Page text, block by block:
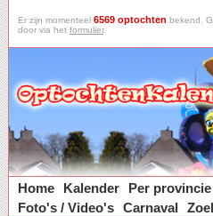
Er zijn momenteel 6569 optochten bekend.
door via het formulier.
Home
Kalender Per provincie
Foto's / Video's Carnaval